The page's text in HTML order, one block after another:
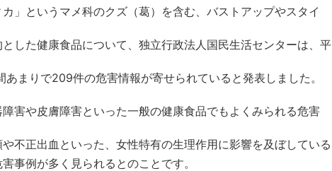
カ」というマメ科のクズ（葛）を含む、バストアップやスタイ
した健康食品について、独立行政法人国民生活センターは、平
まりで209件の危害情報が寄せられていると発表しました。
害や皮膚障害といった一般の健康食品でもよくみられる危害
不正出血といった、女性特有の生理作用に影響を及ぼしている
事例が多く見られるとのことです。